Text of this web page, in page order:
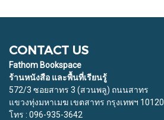
CONTACT US
Fathom Bookspace
ร้านหนังสือ และพื้นที่เรียนรู้
572/3 ซอยสาทร 3 (สวนพลู) ถนนสาทร
แขวงทุ่งมหาเมฆ เขตสาทร กรุงเทพฯ 10120
โทร : 096-935-3642